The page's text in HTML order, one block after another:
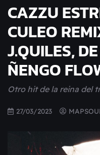
CAZZU
CULEO
J.QUILES,
ÑENGO
Otro hit de la reina del
27/03/2023